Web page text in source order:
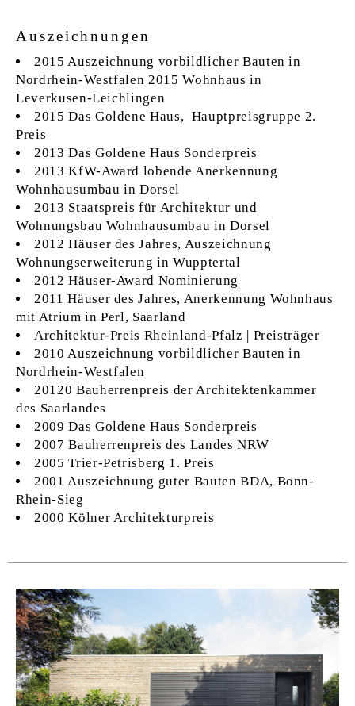
Auszeichnungen
2015 Auszeichnung vorbildlicher Bauten in
Nordrhein-Westfalen 2015 Wohnhaus in
Leverkusen-Leichlingen
2015 Das Goldene Haus, Hauptpreisgruppe 2.
Preis
2013 Das Goldene Haus Sonderpreis
2013 KfW-Award lobende Anerkennung
Wohnhausumbau in Dorsel
2013 Staatspreis für Architektur und
Wohnungsbau Wohnhausumbau in Dorsel
2012 Häuser des Jahres, Auszeichnung
Wohnungserweiterung in Wupptertal
2012 Häuser-Award Nominierung
2011 Häuser des Jahres, Anerkennung Wohnhaus
mit Atrium in Perl, Saarland
Architektur-Preis Rheinland-Pfalz | Preisträger
2010 Auszeichnung vorbildlicher Bauten in
Nordrhein-Westfalen
20120 Bauherrenpreis der Architektenkammer
des Saarlandes
2009 Das Goldene Haus Sonderpreis
2007 Bauherrenpreis des Landes NRW
2005 Trier-Petrisberg 1. Preis
2001 Auszeichnung guter Bauten BDA, Bonn-
Rhein-Sieg
2000 Kölner Architekturpreis